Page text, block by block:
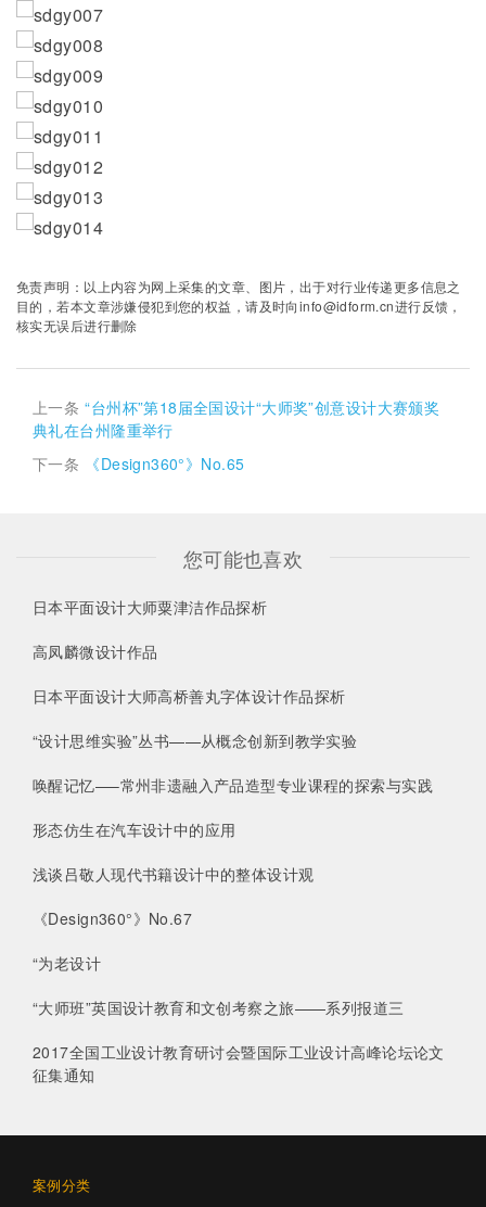
免责声明：以上内容为网上采集的文章、图片，出于对行业传递更多信息之
目的，若本文章涉嫌侵犯到您的权益，请及时向info@idform.cn进行反馈，
核实无误后进行删除
上一条 “台州杯”第18届全国设计“大师奖”创意设计大赛颁奖
典礼在台州隆重举行
下一条
《Design360°》No.65
您可能也喜欢
日本平面设计大师粟津洁作品探析
高凤麟微设计作品
日本平面设计大师高桥善丸字体设计作品探析
“设计思维实验”丛书——从概念创新到教学实验
唤醒记忆—–常州非遗融入产品造型专业课程的探索与实践
形态仿生在汽车设计中的应用
浅谈吕敬人现代书籍设计中的整体设计观
《Design360°》No.67
“为老设计
“大师班”英国设计教育和文创考察之旅——系列报道三
2017全国工业设计教育研讨会暨国际工业设计高峰论坛论文
征集通知
案例分类